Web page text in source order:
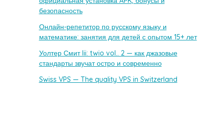
безопасность
Онлайн-репетитор по русскому языку и
математике: занятия для детей с опытом 15+ лет
Уолтер Смит Iii: twio vol.. 2 — как джазовые
стандарты звучат остро и современно
Swiss VPS — The quality VPS in Switzerland